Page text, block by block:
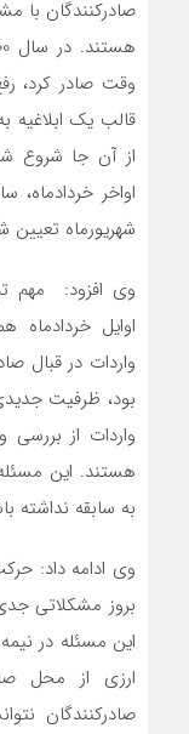
صادرکنندگان با
قالب یک
شهریورماه تعیین
وی افزود: مهم
اوایل
بود، ظرفیت
هستند. این
به سابقه نداشته
وی ادامه داد:
بروز مشکلاتی
این مسئله در
ارزی از محل
صادرکنندگان